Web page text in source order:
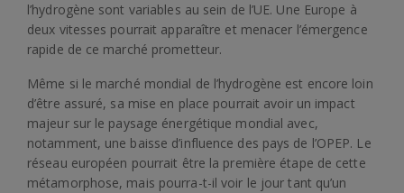
l’hydrogène sont variables au sein de l’UE. Une Europe à
deux vitesses pourrait apparaître et menacer l’émergence
rapide de ce marché prometteur.
Même si le marché mondial de l’hydrogène est encore loin
d’être assuré, sa mise en place pourrait avoir un impact
majeur sur le paysage énergétique mondial avec,
notamment, une baisse d’influence des pays de l’OPEP. Le
réseau européen pourrait être la première étape de cette
métamorphose, mais pourra-t-il voir le jour tant qu’un